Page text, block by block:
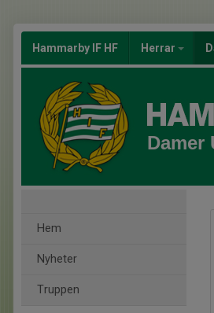
Hammarby IF HF Herrar
Damer
Hem
Nyheter
Truppen